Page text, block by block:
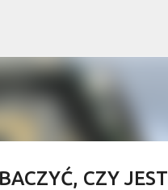
CZY JEST